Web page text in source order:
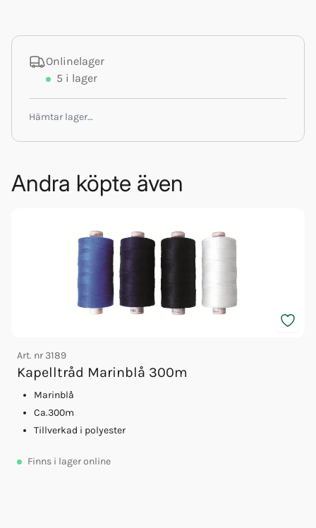
Onlinelager
5 i lager
Hämtar lager…
Andra köpte även
Art. nr 3189
Kapelltråd Marinblå 300m
Marinblå
Ca.300m
Tillverkad i polyester
Finns i lager online